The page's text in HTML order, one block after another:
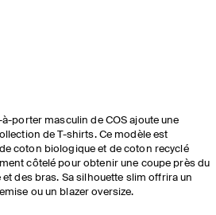
porter masculin de COS ajoute une
de T-shirts. Ce modèle est
coton biologique et de coton recyclé
côtelé pour obtenir une coupe près du
des bras. Sa silhouette slim offrira un
ou un blazer oversize.